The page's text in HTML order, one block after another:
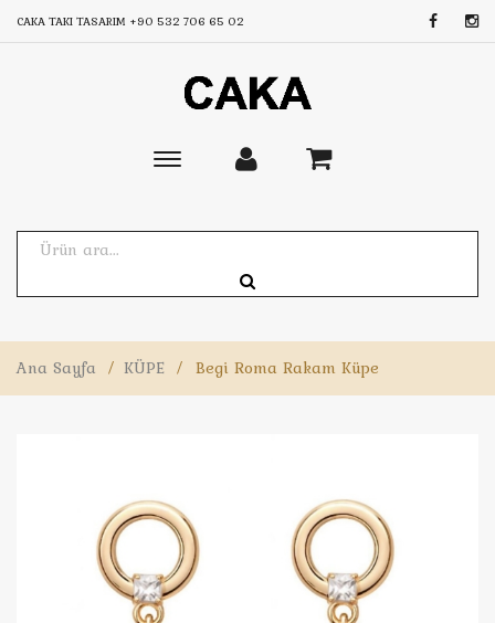
CAKA TAKI TASARIM +90 532 706 65 02
Toggle
Ana Sayfa / KÜPE / Begi Roma Rakam Küpe